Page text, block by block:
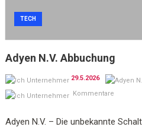
TECH
Adyen N.V. Abbuchung
29.5.2026
Kommentare
Adyen N.V. – Die unbekannte